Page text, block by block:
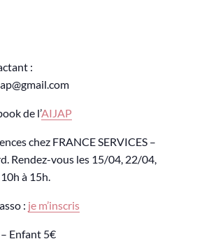
:
de l’AIJAP
chez FRANCE SERVICES –
Rendez-vous les 15/04, 22/04,
à 15h.
: je m’inscris
Enfant 5€